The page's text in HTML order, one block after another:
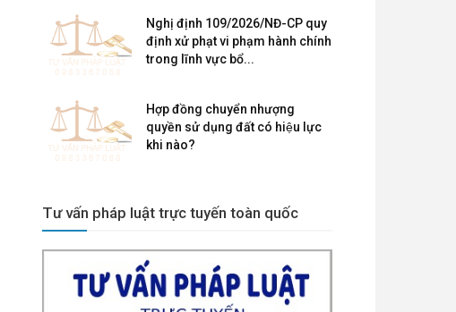
Nghị định 109/2026/NĐ-CP quy
định xử phạt vi phạm hành chính
trong lĩnh vực bổ...
Hợp đồng chuyển nhượng
quyền sử dụng đất có hiệu lực
khi nào?
Tư vấn pháp luật trực tuyến toàn quốc